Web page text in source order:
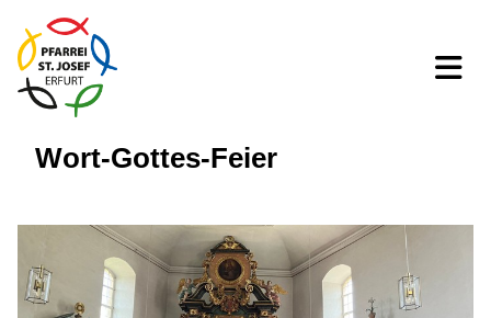
Wort-Gottes-Feier